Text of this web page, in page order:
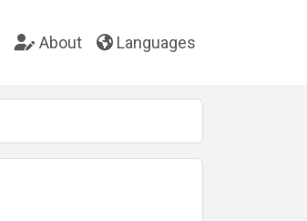
About Languages